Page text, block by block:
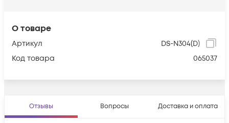
О товаре
Артикул
DS-N304(D)
Код товара
065037
Отзывы Вопросы Доставка и оплата